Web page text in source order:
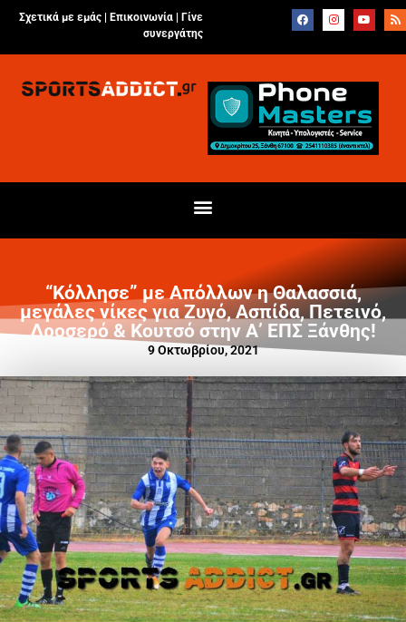
Σχετικά με εμάς | Επικοινωνία
Γίνε
συνεργάτης
“Κόλλησε” με Απόλλων η Θαλασσιά,
μεγάλες νίκες για Ζυγό, Ασπίδα, Πετεινό,
Δροσερό & Κουτσό στην Α’ ΕΠΣ Ξάνθης!
9 Οκτωβρίου, 2021